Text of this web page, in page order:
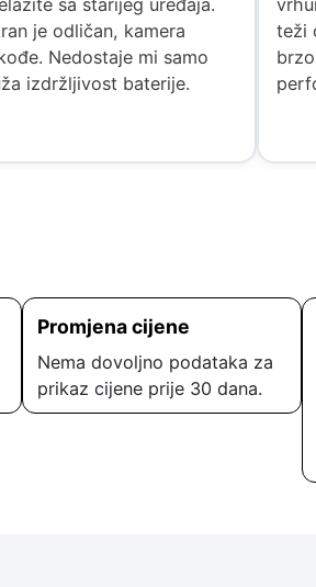
sa starijeg uređaja.
je odličan, kamera
Nedostaje mi samo
izdržljivost baterije.
teži
Promjena cijene
Nema dovoljno podataka za
prikaz cijene prije 30 dana.